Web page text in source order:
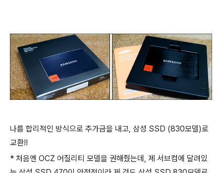
나름 합리적인 방식으로 추가금을 내고, 삼성 SSD (830모델)로
교환!!
* 처음엔 OCZ 어질리티 모델을 권해줬는데, 제 서브컴에 달려있